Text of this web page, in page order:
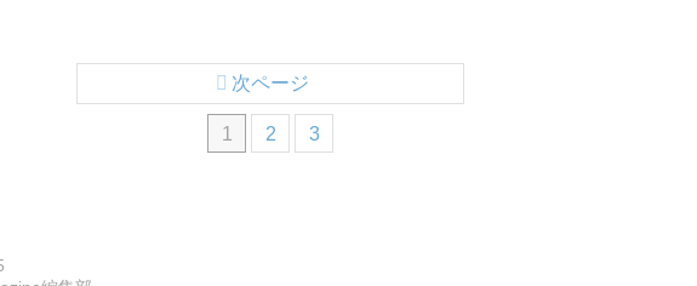
1 2 3
次ページ